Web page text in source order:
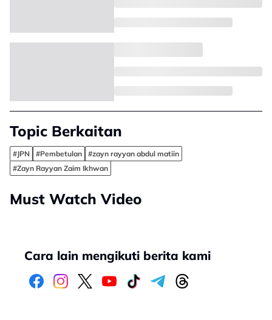
Topic Berkaitan
#JPN #Pembetulan
#zayn rayyan abdul matiin
#Zayn Rayyan Zaim Ikhwan
Must Watch Video
Cara lain mengikuti berita kami